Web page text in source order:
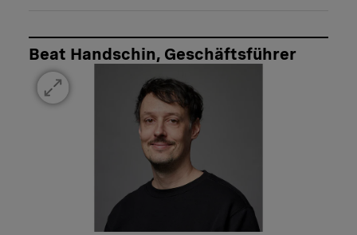
Beat Handschin, Geschäftsführer